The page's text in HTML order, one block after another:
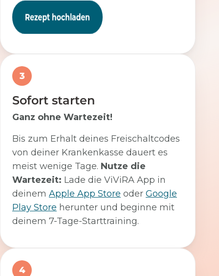
3
Sofort starten
Ganz ohne Wartezeit!
Bis zum Erhalt deines Freischaltcodes
von deiner Krankenkasse dauert es
meist wenige Tage. Nutze die
Wartezeit: Lade die ViViRA App in
deinem Apple App Store oder Google
Play Store herunter und beginne mit
deinem 7-Tage-Starttraining.
4